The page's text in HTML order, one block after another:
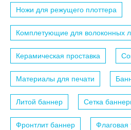
Ножи для режущего плоттера
Комплетующие для волоконных
Керамическая проставка
Материалы для печати
Литой баннер Сетка
Фронтлит баннер Флаговая